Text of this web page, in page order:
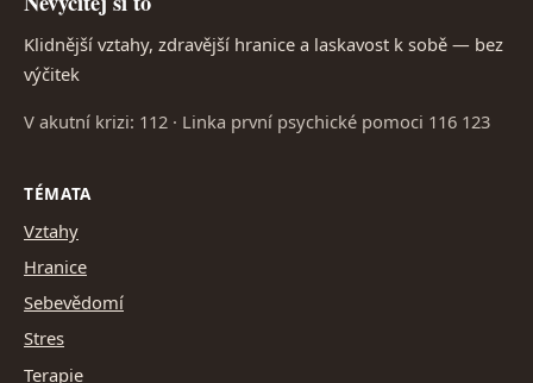
Klidnější vztahy, zdravější hranice a laskavost k sobě — bez
výčitek
V akutní krizi: 112 · Linka první psychické pomoci 116 123
TÉMATA
Vztahy
Hranice
Sebevědomí
Stres
Terapie